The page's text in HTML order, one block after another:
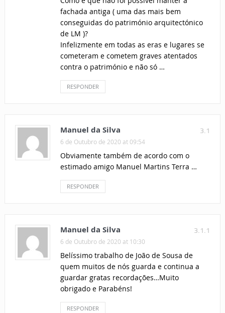
fachada antiga ( uma das mais bem
conseguidas do património arquitectónico
de LM )?
Infelizmente em todas as eras e lugares se
cometeram e cometem graves atentados
contra o património e não só …
RESPONDER
3.1
Manuel da Silva
6 de Outubro de 2020 at 09:54
Obviamente também de acordo com o
estimado amigo Manuel Martins Terra …
RESPONDER
3.1.1
Manuel da Silva
6 de Outubro de 2020 at 10:30
Belíssimo trabalho de João de Sousa de
quem muitos de nós guarda e continua a
guardar gratas recordações…Muito
obrigado e Parabéns!
RESPONDER